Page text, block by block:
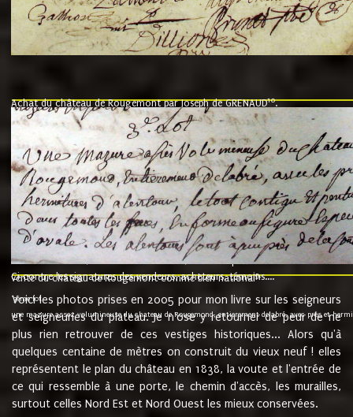
Achat du château de Rougemont par Joseph de GRENAUD10.
"l'an mil six cent soixante treze le ving neuvième jour du mois de
nommé fut présent Messire Claude Guillaume de Moyriat chevalier baron
vend, purement simplement et irrevocablement a monseigneur monsieur
et chavannes conseiller du roy au parlement de Bourgogne, present et
que le dit seigneur Baron de la Vellière a sur ses hommes, indivisables et
de la Velliere tout ainsi et comme le dit seigneur Baron et ses
présent......"
suivent les rentes, donation des terriers, etc... au prix de 880 livre louis
Ci contre les signatures des vendeurs, acheteurs, témoins....
vente du château de Rougemont comme bien national9.
"3ème lot
une mazure assez volumineuse du chateau de Rougemond, entierement delabré, avec près et
Voici les photos prises en 2005 pour mon livre sur les seigneurs
et seigneuries du plateau. Je n'ose y retourner de peur de ne
plus rien retrouver de ces vestiges historiques... Alors qu'à
quelques centaine de mètres on construit du vieux neuf ! elles
représentent le plan du château en 1838, la voute et l'entrée de
ce qui ressemble à une porte, le chemin d'accès, les murailles,
surtout celles Nord Est et Nord Ouest les mieux conservées.